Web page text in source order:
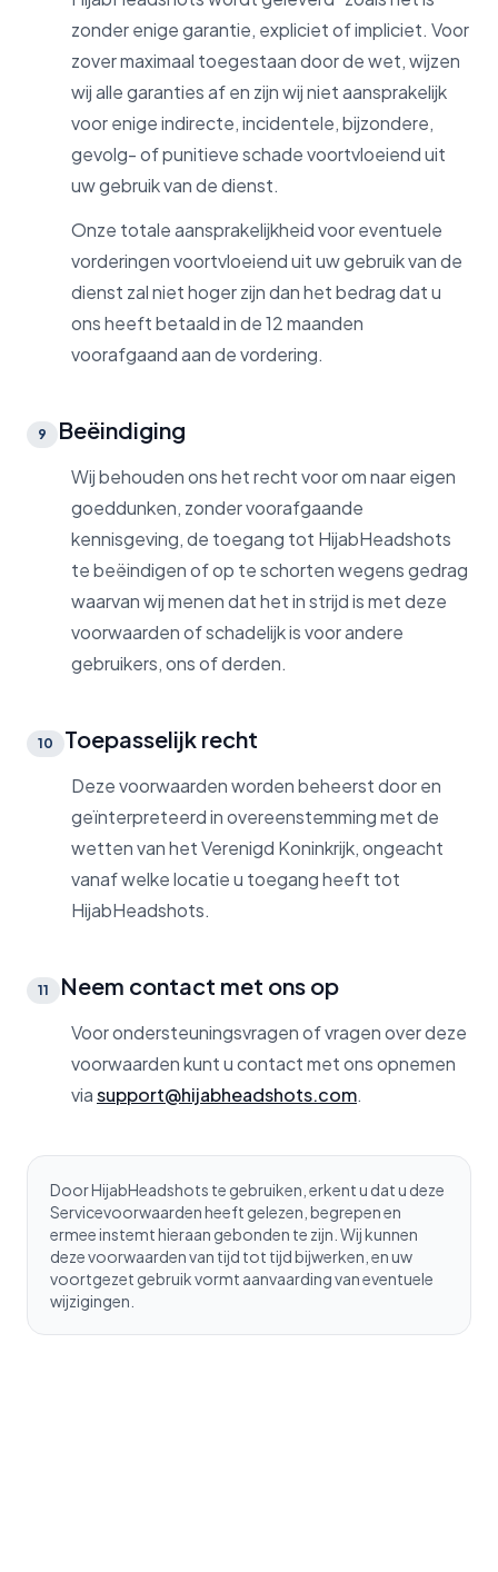
zonder enige garantie, expliciet of impliciet. Voor
zover maximaal toegestaan door de wet, wijzen
wij alle garanties af en zijn wij niet aansprakelijk
voor enige indirecte, incidentele, bijzondere,
gevolg- of punitieve schade voortvloeiend uit
uw gebruik van de dienst.
Onze totale aansprakelijkheid voor eventuele
vorderingen voortvloeiend uit uw gebruik van de
dienst zal niet hoger zijn dan het bedrag dat u
ons heeft betaald in de 12 maanden
voorafgaand aan de vordering.
9 Beëindiging
Wij behouden ons het recht voor om naar eigen
goeddunken, zonder voorafgaande
kennisgeving, de toegang tot HijabHeadshots
te beëindigen of op te schorten wegens gedrag
waarvan wij menen dat het in strijd is met deze
voorwaarden of schadelijk is voor andere
gebruikers, ons of derden.
10 Toepasselijk recht
Deze voorwaarden worden beheerst door en
geïnterpreteerd in overeenstemming met de
wetten van het Verenigd Koninkrijk, ongeacht
vanaf welke locatie u toegang heeft tot
HijabHeadshots.
11 Neem contact met ons op
Voor ondersteuningsvragen of vragen over deze
voorwaarden kunt u contact met ons opnemen
viasupport@hijabheadshots.com.
Door HijabHeadshots te gebruiken, erkent u dat u deze
Servicevoorwaarden heeft gelezen, begrepen en
ermee instemt hieraan gebonden te zijn. Wij kunnen
deze voorwaarden van tijd tot tijd bijwerken, en uw
voortgezet gebruik vormt aanvaarding van eventuele
wijzigingen.